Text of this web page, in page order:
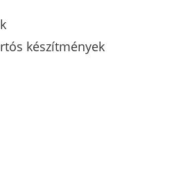
készítmények